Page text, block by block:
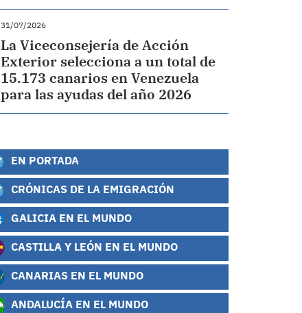
31/07/2026
La Viceconsejería de Acción
Exterior selecciona a un total de
15.173 canarios en Venezuela
para las ayudas del año 2026
EN PORTADA
CRÓNICAS DE LA EMIGRACIÓN
GALICIA EN EL MUNDO
CASTILLA Y LEÓN EN EL MUNDO
CANARIAS EN EL MUNDO
ANDALUCÍA EN EL MUNDO